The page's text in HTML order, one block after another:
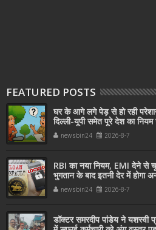
FEATURED POSTS
घर के आगे लगे पेड़ से हो रही
दिल्‍ली-यूपी समेत पूरे देश का
newsbin24 2026-8-7
RBI का नया नियम, EMI देने से
भुगतान के बाद इतनी देर में होगा
newsbin24 2026-8-7
डॉक्टर समरदीप पांडेय ने यशस्वी